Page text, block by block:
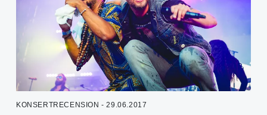
KONSERTRECENSION - 29.06.2017